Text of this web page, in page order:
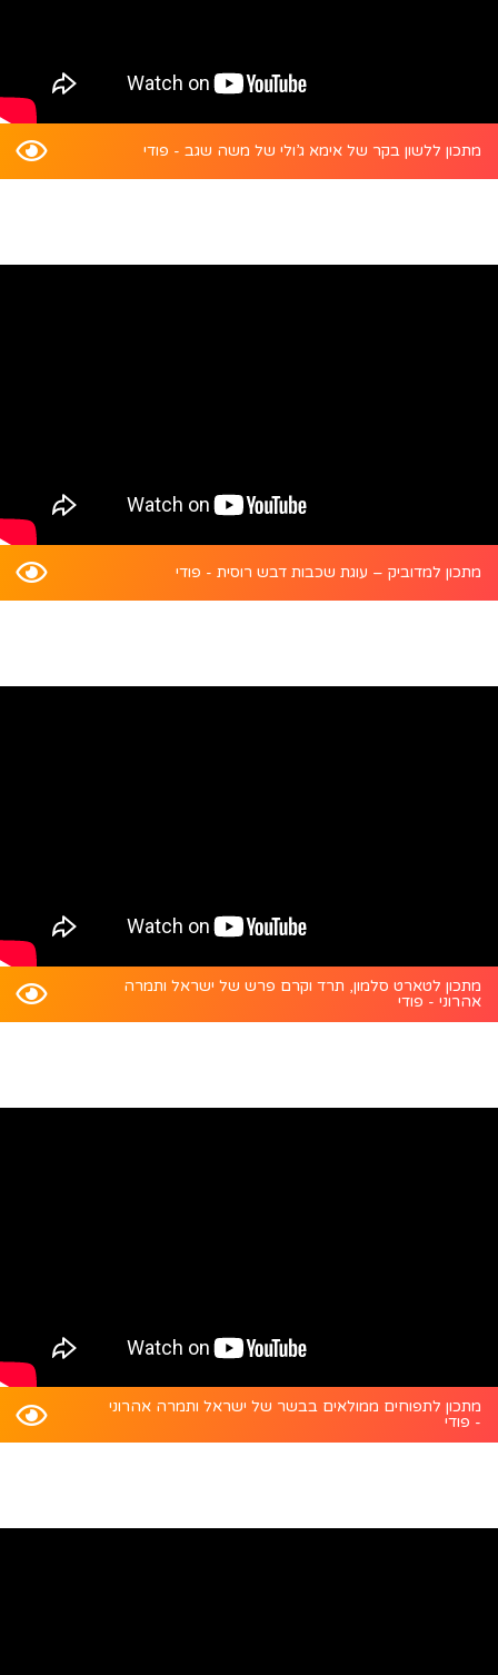
מתכון ללשון בקר של אימא ג’ולי של משה שגב - פודי
מתכון למדוביק – עוגת שכבות דבש רוסית - פודי
מתכון לטארט סלמון, תרד וקרם פרש של ישראל ותמרה
אהרוני - פודי
מתכון לתפוחים ממולאים בבשר של ישראל ותמרה אהרוני
- פודי